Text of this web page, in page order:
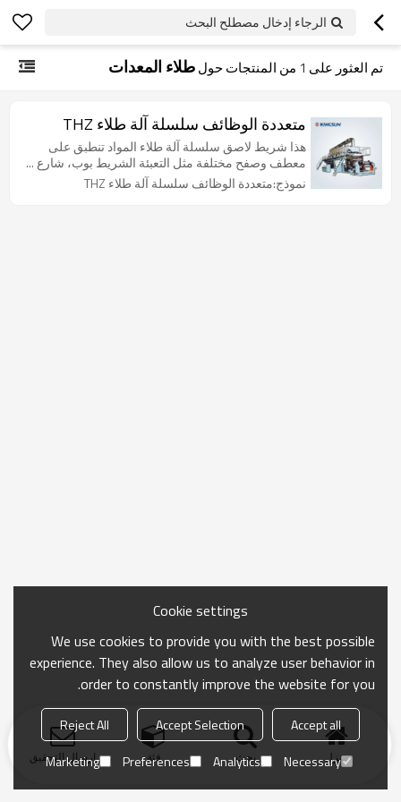
الرجاء إدخال مصطلح البحث
تم العثور على 1 من المنتجات حولطلاء المعدات
متعددة الوظائف سلسلة آلة طلاء THZ
هذا شريط لاصق سلسلة آلة طلاء المواد تنطبق على
معطف وصفح مختلفة مثل التعبئة الشريط بوب، شارع ...
نموذج:متعددة الوظائف سلسلة آلة طلاء THZ
منزل بحث فئة ارسال التحقيق
Cookie settings
We use cookies to provide you with the best possible
experience. They also allow us to analyze user behavior in
order to constantly improve the website for you.
Accept all
Accept Selection
Reject All
Necessary
Analytics
Preferences
Marketing